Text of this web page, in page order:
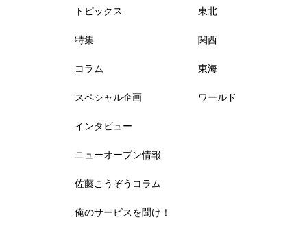
トピックス
特集
コラム
スペシャル企画
インタビュー
ニューオープン情報
佐藤こうぞうコラム
俺のサービスを聞け！
東北
関西
東海
ワールド